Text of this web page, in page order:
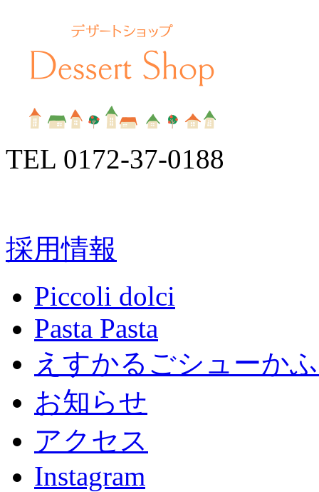
TEL 0172-37-0188
採用情報
Piccoli dolci
Pasta Pasta
えすかるごシューか
お知らせ
アクセス
Instagram